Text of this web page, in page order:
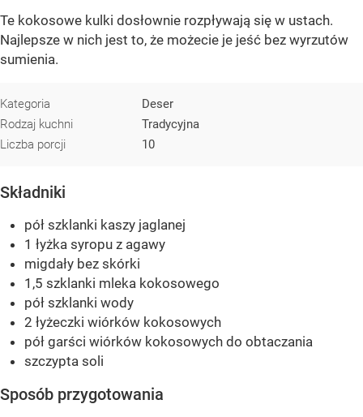
Te kokosowe kulki dosłownie rozpływają się w ustach.
Najlepsze w nich jest to, że możecie je jeść bez wyrzutów
sumienia.
Kategoria
Deser
Rodzaj kuchni
Tradycyjna
Liczba porcji
10
Składniki
pół szklanki kaszy jaglanej
1 łyżka syropu z agawy
migdały bez skórki
1,5 szklanki mleka kokosowego
pół szklanki wody
2 łyżeczki wiórków kokosowych
pół garści wiórków kokosowych do obtaczania
szczypta soli
Sposób przygotowania